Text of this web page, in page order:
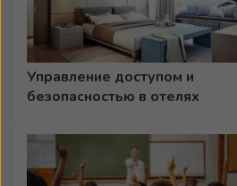
Управление доступом и
безопасностью в отелях